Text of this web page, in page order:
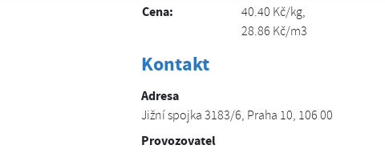
Cena:
40.40 Kč/kg,
28.86 Kč/m3
Kontakt
Adresa
Jižní spojka 3183/6, Praha 10, 106 00
Provozovatel